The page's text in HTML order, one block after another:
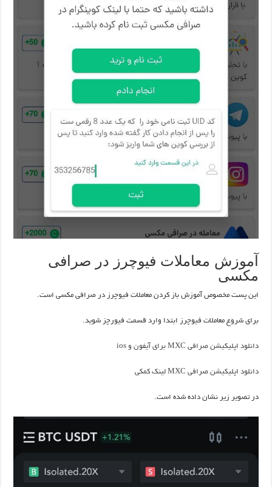
آموزش معاملات فیوچرز در صرافی
مکسی
این پست مخصوص آموزش باز کردن معاملات فیوچرز در صرافی مکسی است.
برای شروع معاملات فیوچرز ابتدا وارد قسمت فیورچز شوید.
دانلود اپلیکیشن صرافی MXC برای آیفون و ios
دانلود اپلیکیشن صرافی MXC لینک کمکی
در تصویر زیر نشان داده شده است.